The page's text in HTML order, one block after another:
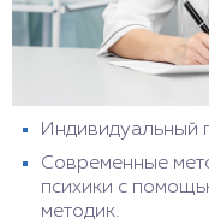
Индивидуальный
Современные
психики с
методик.